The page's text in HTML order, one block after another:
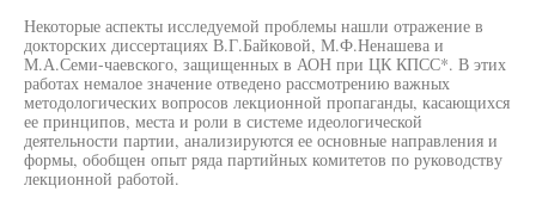
Некоторые аспекты исследуемой проблемы нашли отражение в
докторских диссертациях В.Г.Байковой, М.Ф.Ненашева и
М.А.Семи-чаевского, защищенных в АОН при ЦК КПСС*. В этих
работах немалое значение отведено рассмотрению важных
методологических вопросов лекционной пропаганды, касающихся
ее принципов, места и роли в системе идеологической
деятельности партии, анализируются ее основные направления и
формы, обобщен опыт ряда партийных комитетов по руководству
лекционной работой.